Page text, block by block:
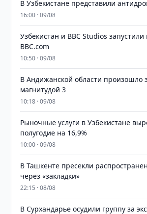
В Узбекистане представили
16:00 · 09/08
Узбекистан и BBC Studios
BBC.com
10:50 · 09/08
В Андижанской области произошло
магнитудой 3
10:18 · 09/08
Рыночные услуги в Узбекистане
полугодие на 16,9%
10:00 · 09/08
В Ташкенте пресекли
через «закладки»
22:15 · 08/08
В Сурхандарье осудили группу за